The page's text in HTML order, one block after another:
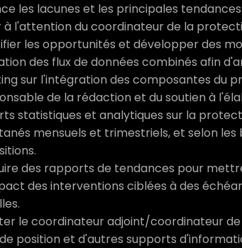
les lacunes et les principales
l'attention du coordinateur de la
les opportunités et développer des
des flux de données combinés afin
sur l'intégration des composantes du
de la rédaction et du soutien à
statistiques et analytiques sur la
mensuels et trimestriels, et selon
des rapports de tendances pour
des interventions ciblées à des
le coordinateur adjoint/coordinateur
position et d'autres supports